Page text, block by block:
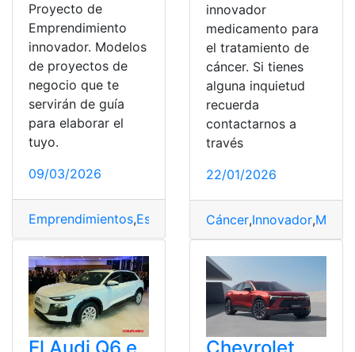
Proyecto de
Emprendimiento
innovador. Modelos
de proyectos de
negocio que te
servirán de guía
para elaborar el
tuyo.
09/03/2026
Emprendimientos,Estudiantes ,Innovador,Proyecto
innovador
medicamento para
el tratamiento de
cáncer. Si tienes
alguna inquietud
recuerda
contactarnos a
través
22/01/2026
Cáncer,Innovador,
El Audi Q6 e
Chevrolet